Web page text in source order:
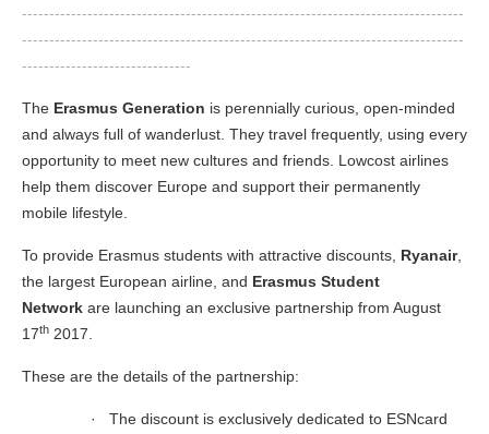
---------------------------------------------------------------------------------
---------------------------------------------------------------------------------
-------------------------------
The Erasmus Generation is perennially curious, open-minded
and always full of wanderlust. They travel frequently, using every
opportunity to meet new cultures and friends. Lowcost airlines
help them discover Europe and support their permanently
mobile lifestyle.
To provide Erasmus students with attractive discounts, Ryanair,
the largest European airline, and Erasmus Student
Network are launching an exclusive partnership from August
17th 2017.
These are the details of the partnership:
· The discount is exclusively dedicated to ESNcard